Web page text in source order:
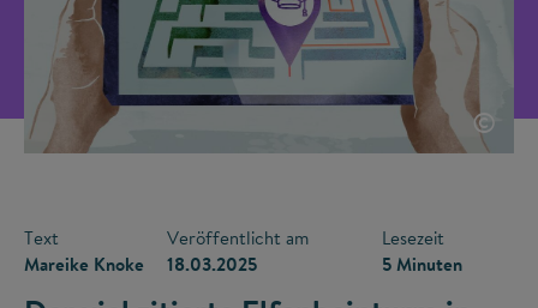
©
Text
Mareike Knoke
Veröffentlicht am
18.03.2025
Lesezeit
5 Minuten